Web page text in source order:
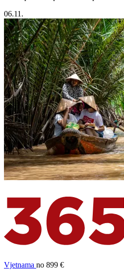
06.11.
Vjetnama no 899 €